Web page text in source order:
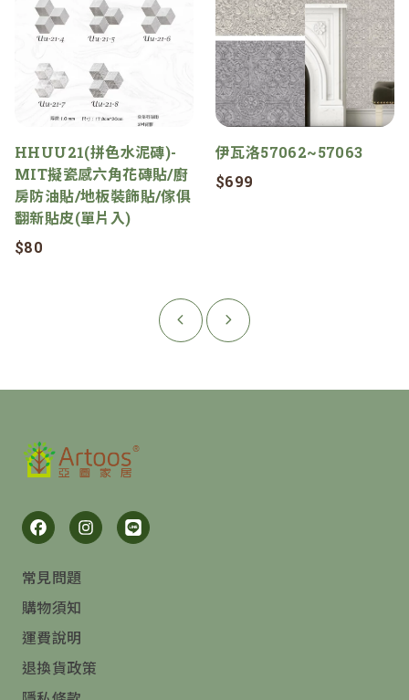
HHUU21(拼色水泥磚)-
MIT擬瓷感六角花磚貼/廚
房防油貼/地板裝飾貼/傢俱
翻新貼皮(單片入)
$80
伊瓦洛57062~57063
$699
常見問題
購物須知
運費說明
退換貨政策